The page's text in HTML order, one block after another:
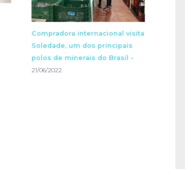
Compradora internacional visita
Soledade, um dos principais
polos de minerais do Brasil -
21/06/2022